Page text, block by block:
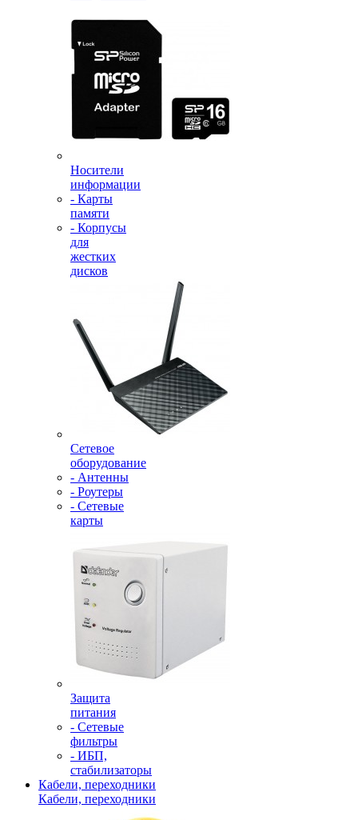
Носители
информации
- Карты
памяти
- Корпусы
для
жестких
дисков
Сетевое
оборудование
- Антенны
- Роутеры
- Сетевые
карты
Защита
питания
- Сетевые
фильтры
- ИБП,
стабилизаторы
Кабели, переходники
Кабели, переходники